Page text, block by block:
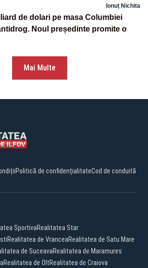
Ionuț Nichita
de dolari pe masa Columbiei
Noul președinte promite o
Mai Multe
Politică de confidențialitateCod de conduită
SportivaRealitatea Star
Realitatea de VranceaRealitatea de Satu Mare
de SuceavaRealitatea de Maramures
Realitatea de OltRealitatea de Craiova